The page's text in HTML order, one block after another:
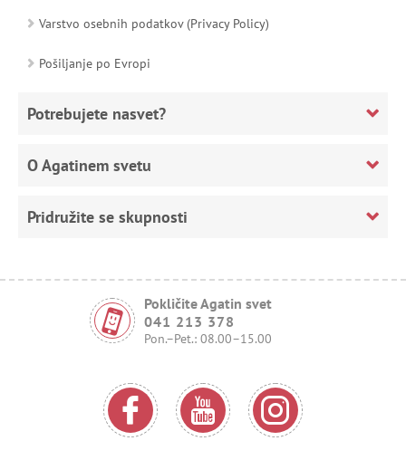
Varstvo osebnih podatkov (Privacy Policy)
Pošiljanje po Evropi
Potrebujete nasvet?
O Agatinem svetu
Pridružite se skupnosti
Pokličite Agatin svet
041 213 378
Pon.–Pet.: 08.00–15.00